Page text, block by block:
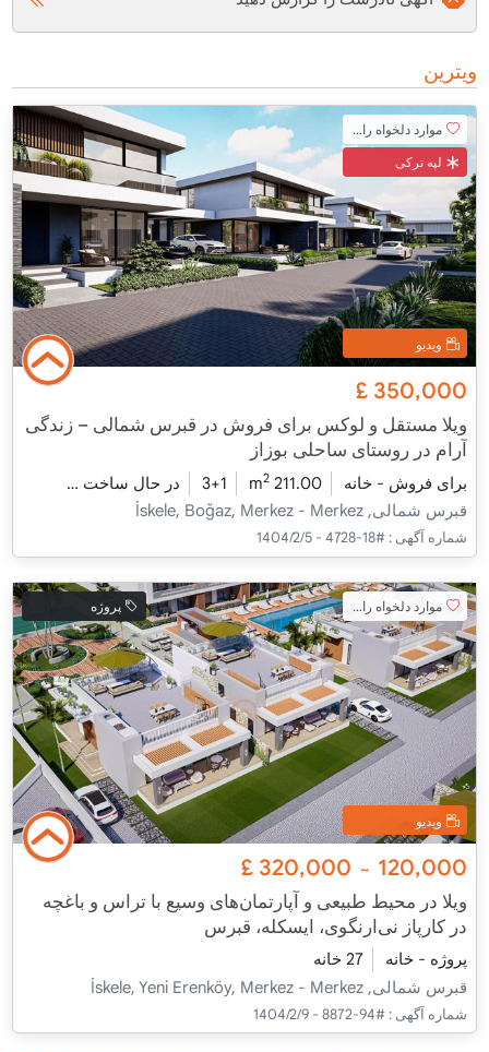
ویترین
موارد دلخواه را اضافه کنید
لپه ترکی
ویدیو
350,000
£
ویلا مستقل و لوکس برای فروش در قبرس شمالی – زندگی
آرام در روستای ساحلی بوزاز
برای فروش - خانه 211.00 m
2
3+1 در حال ساخت
قبرس شمالی, İskele, Boğaz, Merkez - Merkez
شماره آگهی : #18-4728 - 1404/2/5
موارد دلخواه را اضافه کنید پروژه
ویدیو
120,000
~
320,000
£
ویلا در محیط طبیعی و آپارتمان‌های وسیع با تراس و باغچه
در کارپاز نی‌ارنگوی، ایسکله، قبرس
پروژه - خانه
27 خانه
قبرس شمالی, İskele, Yeni Erenköy, Merkez - Merkez
شماره آگهی : #94-8872 - 1404/2/9